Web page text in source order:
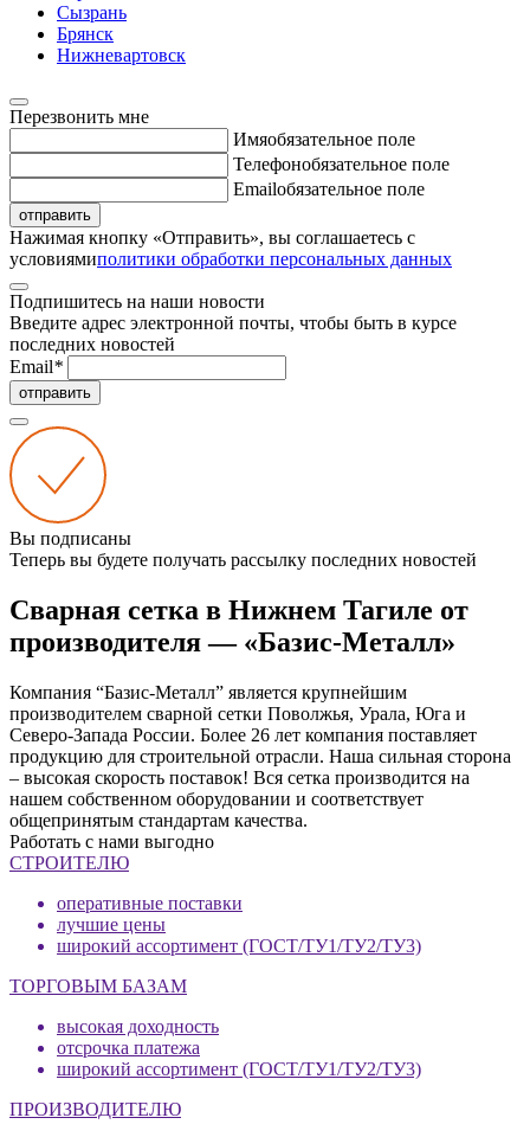
Сызрань
Брянск
Нижневартовск
Перезвонить мне
Имяобязательное поле
Телефонобязательное поле
Emailобязательное поле
отправить
Нажимая кнопку «Отправить», вы соглашаетесь с
условиямиполитики обработки персональных данных
Подпишитесь на наши новости
Введите адрес электронной почты, чтобы быть в курсе
последних новостей
Email*
отправить
Вы подписаны
Теперь вы будете получать рассылку последних новостей
Сварная сетка в Нижнем Тагиле от
производителя — «Базис-Металл»
Компания “Базис-Металл” является крупнейшим
производителем сварной сетки Поволжья, Урала, Юга и
Северо-Запада России. Более 26 лет компания поставляет
продукцию для строительной отрасли. Наша сильная сторона
– высокая скорость поставок! Вся сетка производится на
нашем собственном оборудовании и соответствует
общепринятым стандартам качества.
Работать с нами выгодно
СТРОИТЕЛЮ
оперативные поставки
лучшие цены
широкий ассортимент (ГОСТ/ТУ1/ТУ2/ТУ3)
ТОРГОВЫМ БАЗАМ
высокая доходность
отсрочка платежа
широкий ассортимент (ГОСТ/ТУ1/ТУ2/ТУ3)
ПРОИЗВОДИТЕЛЮ